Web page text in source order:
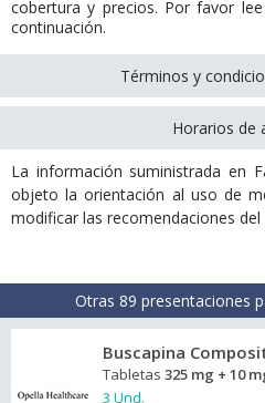
cobertura y precios. Por favor
continuación.
Términos y
Horarios de
La información suministrada en
objeto la orientación al uso de
modificar las recomendaciones del
Otras 89 presentaciones
Buscapina
Tabletas 325 mg + 10
3 Und.